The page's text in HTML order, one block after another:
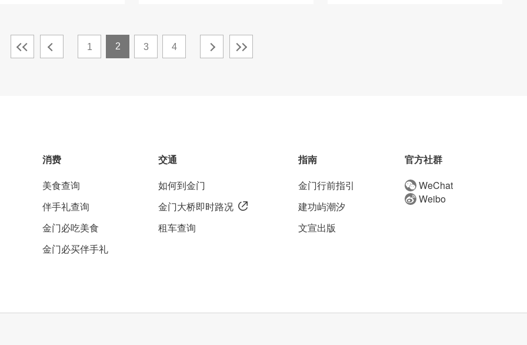
1 2 3 4
消费
美食查询
伴手礼查询
金门必吃美食
金门必买伴手礼
交通
如何到金门
金门大桥即时路况
租车查询
指南
金门行前指引
建功屿潮汐
文宣出版
官方社群
WeChat
Weibo